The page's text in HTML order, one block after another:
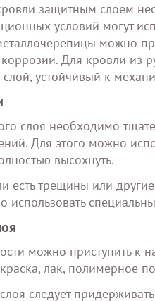
защитным слоем
условий могут
можно
Для кровли из
устойчивый к
слоя необходимо
Для этого можно
высохнуть.
есть трещины или
использовать
можно приступить к
лак, полимерное
следует